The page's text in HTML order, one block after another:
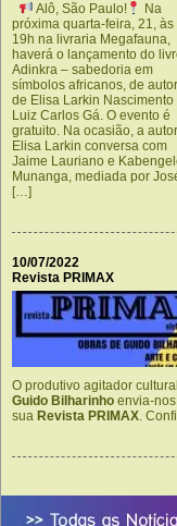
Alô, São Paulo!
Na
próxima quarta-feira, 21, às
19h na livraria Megafauna,
haverá o lançamento do
Adinkra – sabedoria em
símbolos africanos, de
de Elisa Larkin Nascimento
Luiz Carlos Gá. O evento é
gratuito. Na ocasião, a
Elisa Larkin conversa com
Jaime Lauriano e
Munanga, mediada por
[…]
10/07/2022
Revista PRIMAX
O produtivo agitador cultural
Guido Bilharinho envia-nos
sua Revista PRIMAX.